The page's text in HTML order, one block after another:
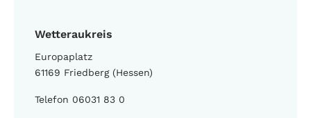
Wetteraukreis
Europaplatz
61169 Friedberg (Hessen)
Telefon 06031 83 0